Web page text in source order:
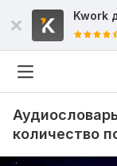
Kwork
количество